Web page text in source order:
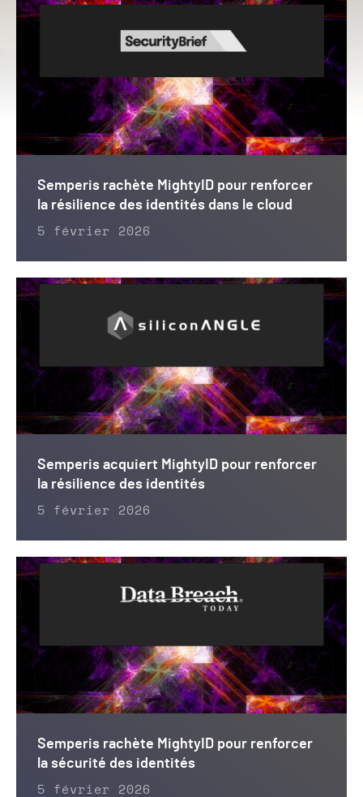
Semperis rachète MightyID pour renforcer
la résilience des identités dans le cloud
5 février 2026
Semperis acquiert MightyID pour renforcer
la résilience des identités
5 février 2026
Semperis rachète MightyID pour renforcer
la sécurité des identités
5 février 2026